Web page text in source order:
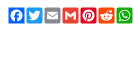
TwitterEmail Gmail PinterestReddit